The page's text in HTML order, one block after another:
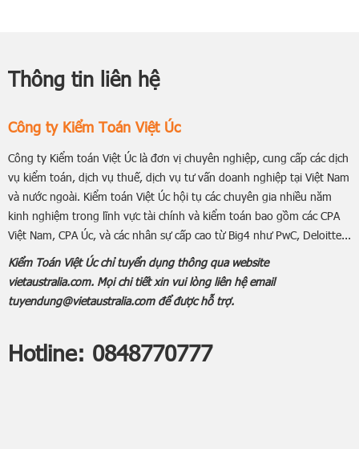
Thông tin liên hệ
Công ty Kiểm Toán Việt Úc
Công ty Kiểm toán Việt Úc là đơn vị chuyên nghiệp, cung cấp các dịch
vụ kiểm toán, dịch vụ thuế, dịch vụ tư vấn doanh nghiệp tại Việt Nam
và nước ngoài. Kiểm toán Việt Úc hội tụ các chuyên gia nhiều năm
kinh nghiệm trong lĩnh vực tài chính và kiểm toán bao gồm các CPA
Việt Nam, CPA Úc, và các nhân sự cấp cao từ Big4 như PwC, Deloitte...
Kiểm Toán Việt Úc chỉ tuyển dụng thông qua website
vietaustralia.com. Mọi chi tiết xin vui lòng liên hệ email
tuyendung@vietaustralia.com để được hỗ trợ.
Hotline: 0848770777